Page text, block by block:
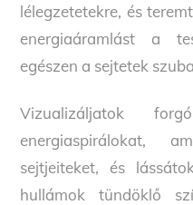
lélegzetetekre, és
energiaáramlást a
egészen a sejtetek
Vizualizáljatok
energiaspirálokat,
sejtjeiteket, és
hullámok tündöklő